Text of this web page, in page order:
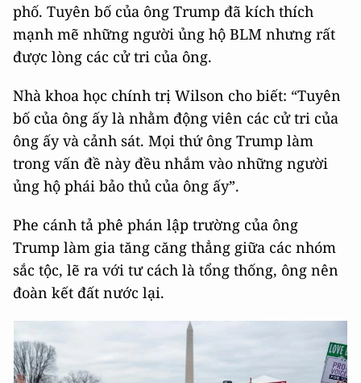
phố. Tuyên bố của ông Trump đã kích thích
mạnh mẽ những người ủng hộ BLM nhưng rất
được lòng các cử tri của ông.
Nhà khoa học chính trị Wilson cho biết: “Tuyên
bố của ông ấy là nhằm động viên các cử tri của
ông ấy và cảnh sát. Mọi thứ ông Trump làm
trong vấn đề này đều nhắm vào những người
ủng hộ phái bảo thủ của ông ấy”.
Phe cánh tả phê phán lập trường của ông
Trump làm gia tăng căng thẳng giữa các nhóm
sắc tộc, lẽ ra với tư cách là tổng thống, ông nên
đoàn kết đất nước lại.